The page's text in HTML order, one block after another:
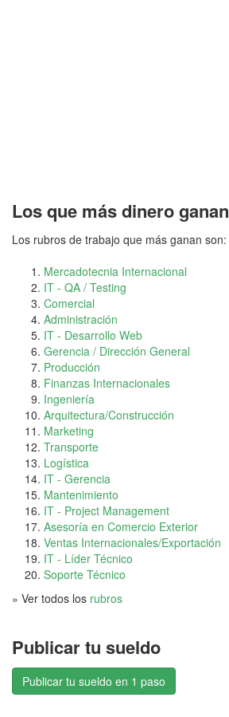
Los que más dinero ganan
Los rubros de trabajo que más ganan son:
Mercadotecnia Internacional
IT - QA / Testing
Comercial
Administración
IT - Desarrollo Web
Gerencia / Dirección General
Producción
Finanzas Internacionales
Ingeniería
Arquitectura/Construcción
Marketing
Transporte
Logística
IT - Gerencia
Mantenimiento
IT - Project Management
Asesoría en Comercio Exterior
Ventas Internacionales/Exportación
IT - Líder Técnico
Soporte Técnico
» Ver todos los rubros
Publicar tu sueldo
Publicar tu sueldo en 1 paso